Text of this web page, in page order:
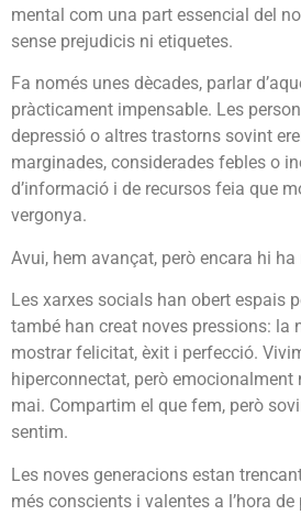
mental com una part essencial del
sense prejudicis ni etiquetes.
Fa només unes dècades, parlar
pràcticament impensable. Les
depressió o altres trastorns sovint
marginades, considerades febles o
d’informació i de recursos feia que
vergonya.
Avui, hem avançat, però encara hi
Les xarxes socials han obert espais
també han creat noves pressions: la
mostrar felicitat, èxit i perfecció.
hiperconnectat, però emocionalment
mai. Compartim el que fem, però
sentim.
Les noves generacions estan
més conscients i valentes a l’hora